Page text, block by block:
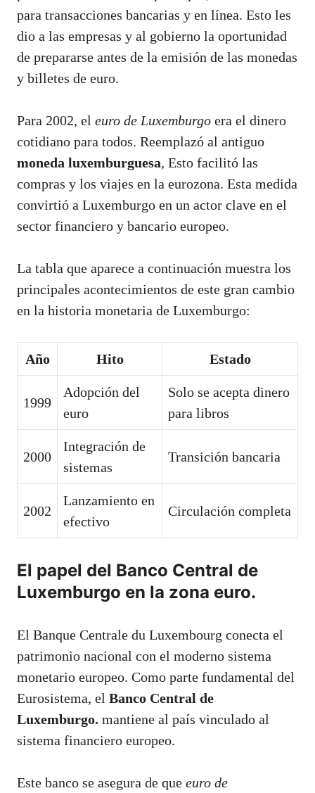
para transacciones bancarias y en línea. Esto les
dio a las empresas y al gobierno la oportunidad
de prepararse antes de la emisión de las monedas
y billetes de euro.
Para 2002, el euro de Luxemburgo era el dinero
cotidiano para todos. Reemplazó al antiguo
moneda luxemburguesa, Esto facilitó las
compras y los viajes en la eurozona. Esta medida
convirtió a Luxemburgo en un actor clave en el
sector financiero y bancario europeo.
La tabla que aparece a continuación muestra los
principales acontecimientos de este gran cambio
en la historia monetaria de Luxemburgo:
Año Hito Estado
1999
Adopción del
euro
Solo se acepta dinero
para libros
2000
Integración de
sistemas
Transición bancaria
2002
Lanzamiento en
efectivo
Circulación completa
El papel del Banco Central de
Luxemburgo en la zona euro.
El Banque Centrale du Luxembourg conecta el
patrimonio nacional con el moderno sistema
monetario europeo. Como parte fundamental del
Eurosistema, el Banco Central de
Luxemburgo. mantiene al país vinculado al
sistema financiero europeo.
Este banco se asegura de que euro de